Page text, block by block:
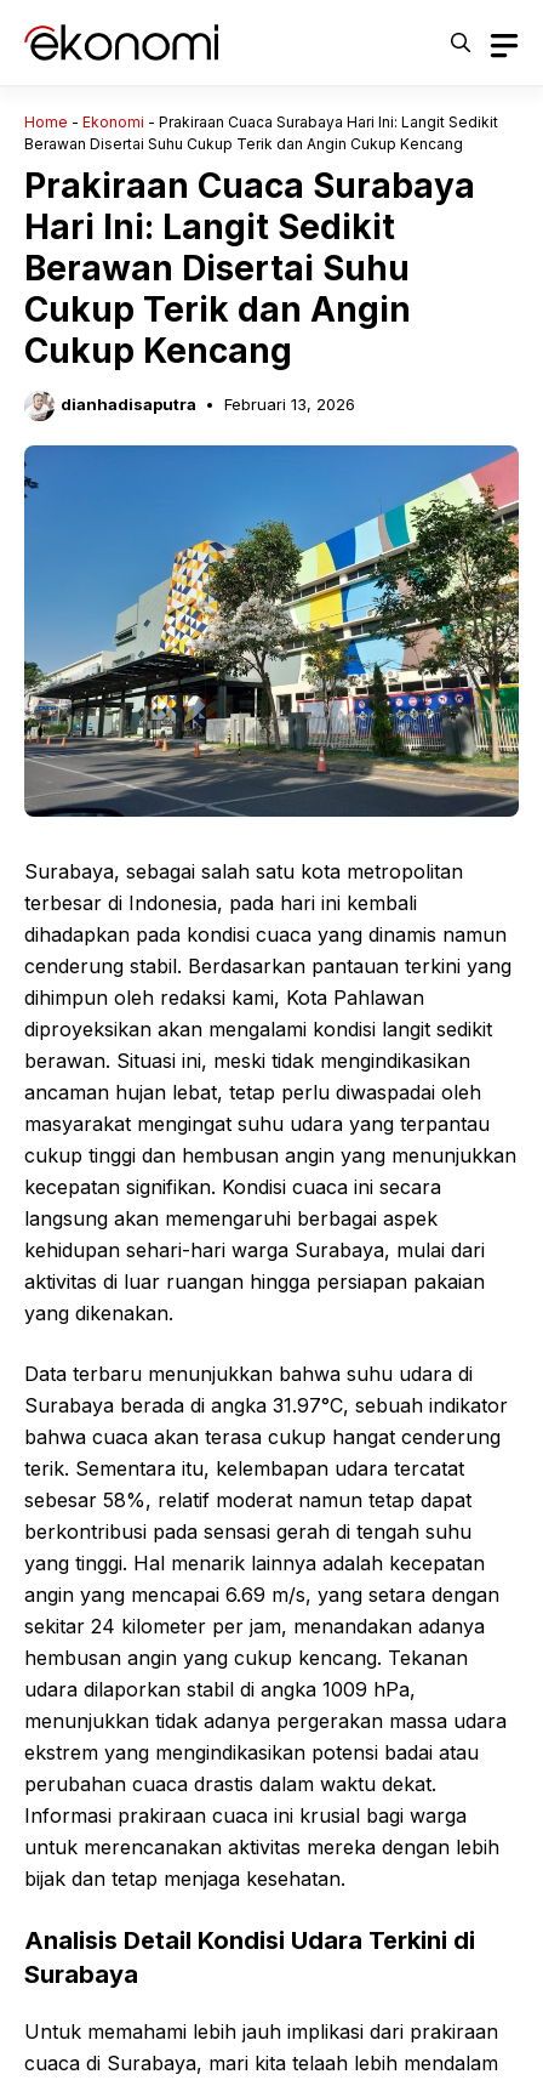
Home - Ekonomi - Prakiraan Cuaca Surabaya Hari Ini: Langit Sedikit
Berawan Disertai Suhu Cukup Terik dan Angin Cukup Kencang
Prakiraan Cuaca Surabaya
Hari Ini: Langit Sedikit
Berawan Disertai Suhu
Cukup Terik dan Angin
Cukup Kencang
dianhadisaputra Februari 13, 2026
Surabaya, sebagai salah satu kota metropolitan
terbesar di Indonesia, pada hari ini kembali
dihadapkan pada kondisi cuaca yang dinamis namun
cenderung stabil. Berdasarkan pantauan terkini yang
dihimpun oleh redaksi kami, Kota Pahlawan
diproyeksikan akan mengalami kondisi langit sedikit
berawan. Situasi ini, meski tidak mengindikasikan
ancaman hujan lebat, tetap perlu diwaspadai oleh
masyarakat mengingat suhu udara yang terpantau
cukup tinggi dan hembusan angin yang menunjukkan
kecepatan signifikan. Kondisi cuaca ini secara
langsung akan memengaruhi berbagai aspek
kehidupan sehari-hari warga Surabaya, mulai dari
aktivitas di luar ruangan hingga persiapan pakaian
yang dikenakan.
Data terbaru menunjukkan bahwa suhu udara di
Surabaya berada di angka 31.97°C, sebuah indikator
bahwa cuaca akan terasa cukup hangat cenderung
terik. Sementara itu, kelembapan udara tercatat
sebesar 58%, relatif moderat namun tetap dapat
berkontribusi pada sensasi gerah di tengah suhu
yang tinggi. Hal menarik lainnya adalah kecepatan
angin yang mencapai 6.69 m/s, yang setara dengan
sekitar 24 kilometer per jam, menandakan adanya
hembusan angin yang cukup kencang. Tekanan
udara dilaporkan stabil di angka 1009 hPa,
menunjukkan tidak adanya pergerakan massa udara
ekstrem yang mengindikasikan potensi badai atau
perubahan cuaca drastis dalam waktu dekat.
Informasi prakiraan cuaca ini krusial bagi warga
untuk merencanakan aktivitas mereka dengan lebih
bijak dan tetap menjaga kesehatan.
Analisis Detail Kondisi Udara Terkini di
Surabaya
Untuk memahami lebih jauh implikasi dari prakiraan
cuaca di Surabaya, mari kita telaah lebih mendalam